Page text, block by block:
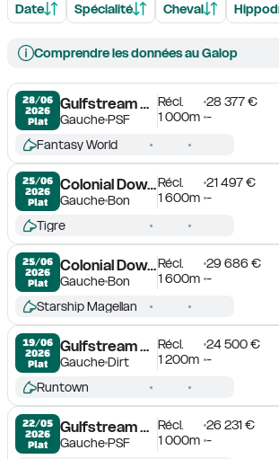
Date Spécialité Cheval
Comprendre les données au Galop
28/06
2026
Plat
Gulfstream Park
GauchePSF
Récl.
28 377 €
1 000m -
Fantasy World
25/06
2026
Plat
Colonial Downs
GaucheBon
Récl.
21 497 €
1 600m -
Tigre
25/06
2026
Plat
Colonial Downs
GaucheBon
Récl.
29 686 €
1 600m -
Starship Magellan
19/06
2026
Plat
Gulfstream Park
GaucheDirt
Récl.
24 500 €
1 200m -
Runtown
22/05
2026
Plat
Gulfstream Park
GauchePSF
Récl.
26 231 €
1 000m -